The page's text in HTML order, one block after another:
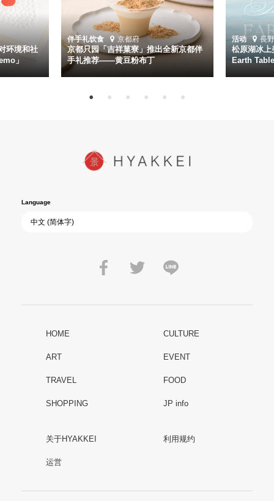
环境和社
」
伴手礼饮食 京都府
京都只园「吉祥菓寮」推出全新京都伴
手礼推荐——黄豆粉布丁
活动 長
松原湖冰
Earth
Language
HOME CULTURE
ART EVENT
TRAVEL FOOD
SHOPPING JP info
关于HYAKKEI 利用规约
运営